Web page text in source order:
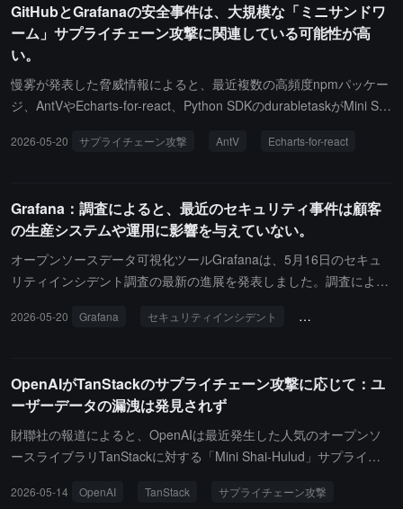
録を確認することをお勧めします。
は主に暗号通貨、DeFi、AI、セキュリティ分野の開発者をターゲッ
トにしており、ウォレット、SSH キー、クラウド認証情報、GitHu
b トークン、ブラウザデータ、環境変数、API キーを盗みます。So
cket が検出した悪意のあるバージョンの中央値検出時間は 5 分 27
秒で、最も早い検出はリリース後 58 秒で発生しました。
GitHubとGrafanaの安全事件は、大規模な「ミニサンドワ
ーム」サプライチェーン攻撃に関連している可能性が高
い。
慢雾が発表した脅威情報によると、最近複数の高頻度npmパッケー
ジ、AntVやEcharts-for-react、Python SDKのdurabletaskがMini Sh
カウントatoolが侵害され、攻撃者は22分以内に637の悪意のあるバ
続してアップロードし、正常なリリース管理を回避してMicrosoftの
公式リリースを偽装しました。GitHubトークンの大規模漏洩事件と
Grafana Labsのランサムウェア攻撃は、このサプライチェーン攻撃
と関連している可能性が高いです。影響を受けたコンポーネントに
ンポーネント、及びPythonパッケージのdurabletask 1.4.1、1.4.2、
スし、開発者のマシンやCI/CDパイプラインに横移動し、漏洩した
GitHubトークンを販売・利用し、ランサムウェアやデータ漏洩の脅
威を実施することができます。慢雾は、すべての露出した認証情報
を直ちにローテーションし、影響を受けたパッケージを置き換え、
政策を実施することを推奨しています。以前の報道によれば、「ミ
2026-05-20 サプライチェーン攻撃 AntV Echarts-for-react
Grafana：調査によると、最近のセキュリティ事件は顧客
の生産システムや運用に影響を与えていない。
オープンソースデータ可視化ツールGrafanaは、5月16日のセキュ
リティインシデント調査の最新の進展を発表しました。調査による
おり、公開およびプライベートのソースコードや内部GitHubリポジ
ードされた内容にはソースコードの他に、チームが内部運用情報や
ビジネスの詳細を協力して保存するために使用するリポジトリが含
まれており、ビジネスの連絡先名やメールアドレスが含まれていま
すが、生産システムやクラウドプラットフォームからのデータでは
が改ざんされていないことを明確に述べており、現在顧客やオープ
2026-05-20 Grafana セキュリティインシデント サプライチェーン
OpenAIがTanStackのサプライチェーン攻撃に応じて：ユ
ーザーデータの漏洩は発見されず
財聯社の報道によると、OpenAIは最近発生した人気のオープンソ
ースライブラリTanStackに対する「Mini Shai-Hulud」サプライチ
ソフトウェアパッケージに対する悪意のある攻撃を監視した後、セ
2026-05-14 OpenAI TanStack サプライチェーン攻撃